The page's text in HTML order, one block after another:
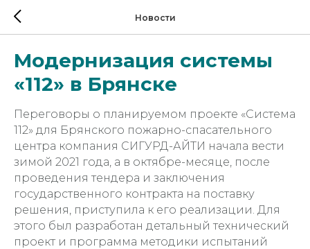
Новости
Модернизация системы
«112» в Брянске
Переговоры о планируемом проекте «Система
112» для Брянского пожарно-спасательного
центра компания СИГУРД-АЙТИ начала вести
зимой 2021 года, а в октябре-месяце, после
проведения тендера и заключения
государственного контракта на поставку
решения, приступила к его реализации. Для
этого был разработан детальный технический
проект и программа методики испытаний